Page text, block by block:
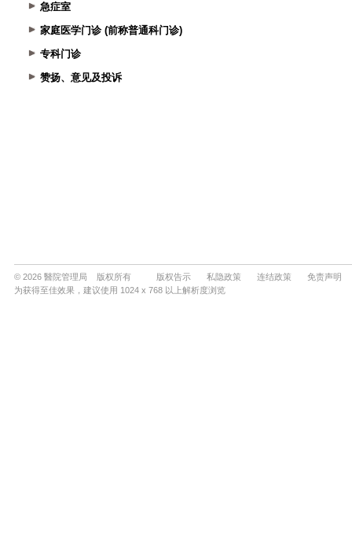
急症室
家庭医学门诊 (前称普通科门诊)
专科门诊
赞扬、意见及投诉
© 2026 醫院管理局 版权所有 版权告示 私隐政策 连结政策
免责声明
为获得至佳效果，建议使用 1024 x 768 以上解析度浏览